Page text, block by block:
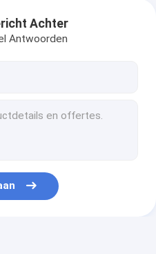
Achter
Antwoorden